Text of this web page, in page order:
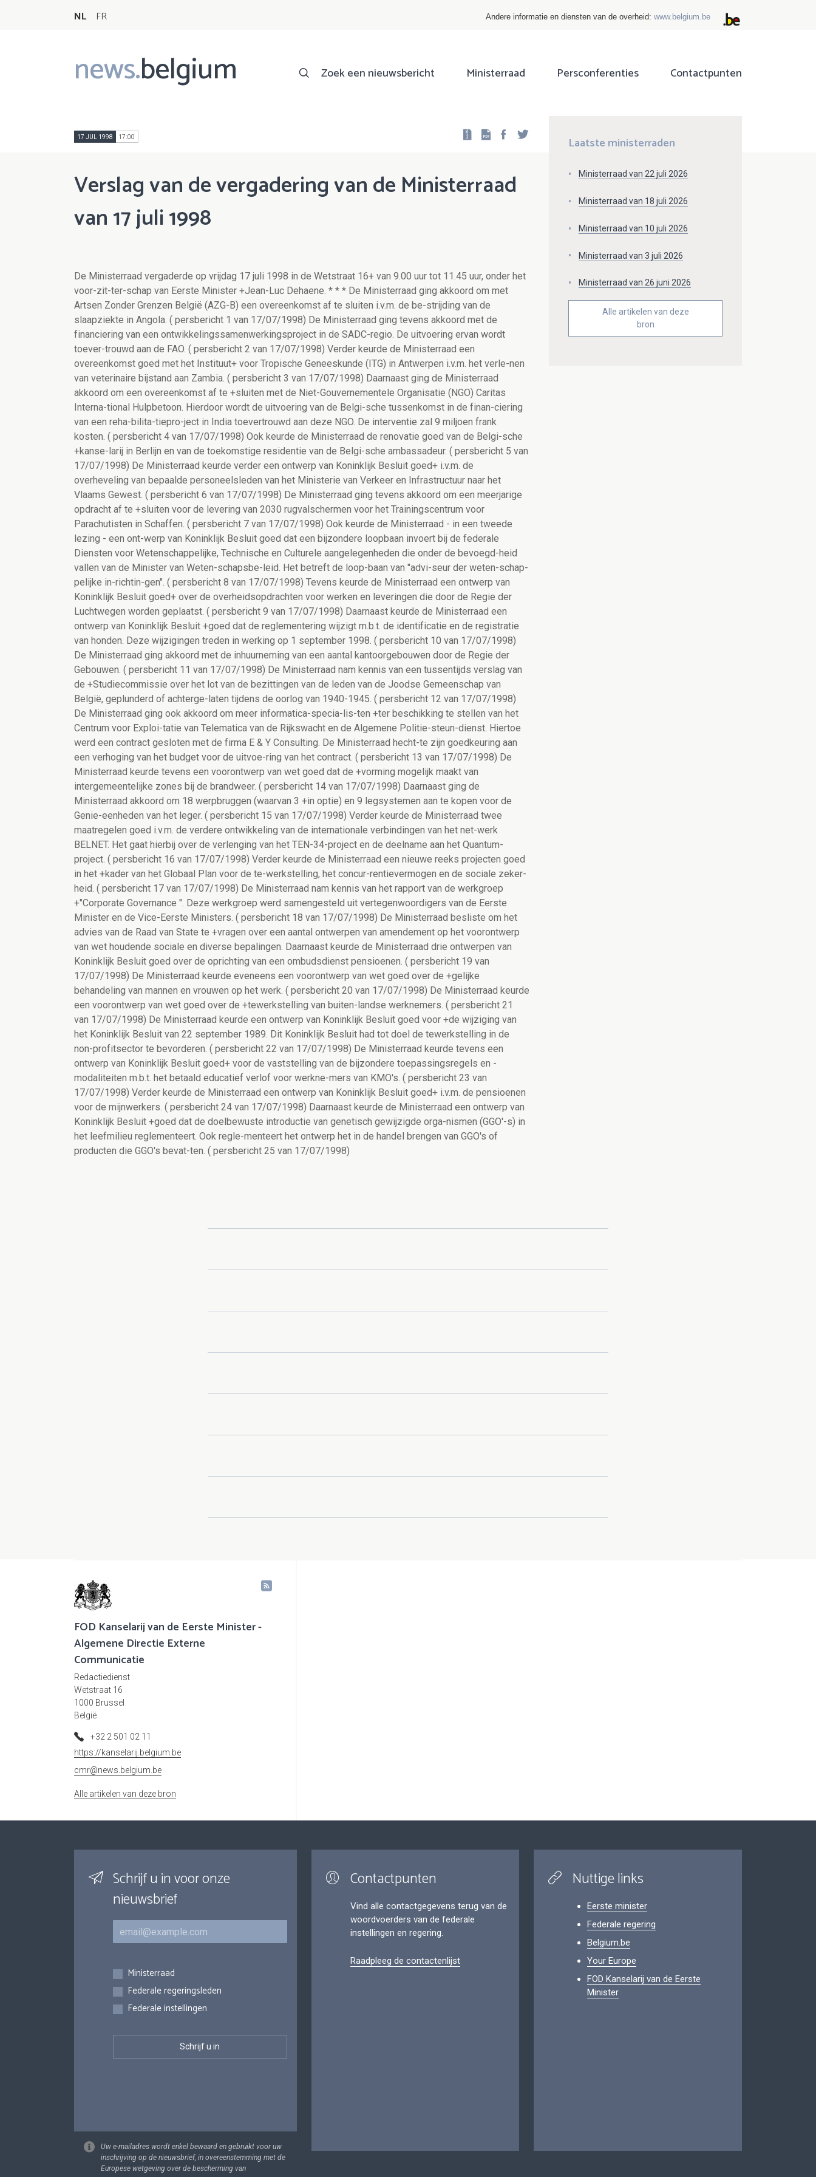
NL FR Andere informatie en diensten van de overheid: www.belgium.be
news.belgium
Main
navigation
Zoek een nieuwsbericht Ministerraad Persconferenties Contactpunten
17 JUL 1998 17:00 Facebook
Verslag van de vergadering van de Ministerraad
van 17 juli 1998
De Ministerraad vergaderde op vrijdag 17 juli 1998 in de Wetstraat 16+ van 9.00 uur tot 11.45 uur, onder het
voor-zit-ter-schap van Eerste Minister +Jean-Luc Dehaene. * * * De Ministerraad ging akkoord om met
Artsen Zonder Grenzen België (AZG-B) een overeenkomst af te sluiten i.v.m. de be-strijding van de
slaapziekte in Angola. ( persbericht 1 van 17/07/1998) De Ministerraad ging tevens akkoord met de
financiering van een ontwikkelingssamenwerkingsproject in de SADC-regio. De uitvoering ervan wordt
toever-trouwd aan de FAO. ( persbericht 2 van 17/07/1998) Verder keurde de Ministerraad een
overeenkomst goed met het Instituut+ voor Tropische Geneeskunde (ITG) in Antwerpen i.v.m. het verle-nen
van veterinaire bijstand aan Zambia. ( persbericht 3 van 17/07/1998) Daarnaast ging de Ministerraad
akkoord om een overeenkomst af te +sluiten met de Niet-Gouvernementele Organisatie (NGO) Caritas
Interna-tional Hulpbetoon. Hierdoor wordt de uitvoering van de Belgi-sche tussenkomst in de finan-ciering
van een reha-bilita-tiepro-ject in India toevertrouwd aan deze NGO. De interventie zal 9 miljoen frank
kosten. ( persbericht 4 van 17/07/1998) Ook keurde de Ministerraad de renovatie goed van de Belgi-sche
+kanse-larij in Berlijn en van de toekomstige residentie van de Belgi-sche ambassadeur. ( persbericht 5 van
17/07/1998) De Ministerraad keurde verder een ontwerp van Koninklijk Besluit goed+ i.v.m. de
overheveling van bepaalde personeelsleden van het Ministerie van Verkeer en Infrastructuur naar het
Vlaams Gewest. ( persbericht 6 van 17/07/1998) De Ministerraad ging tevens akkoord om een meerjarige
opdracht af te +sluiten voor de levering van 2030 rugvalschermen voor het Trainingscentrum voor
Parachutisten in Schaffen. ( persbericht 7 van 17/07/1998) Ook keurde de Ministerraad - in een tweede
lezing - een ont-werp van Koninklijk Besluit goed dat een bijzondere loopbaan invoert bij de federale
Diensten voor Wetenschappelijke, Technische en Culturele aangelegenheden die onder de bevoegd-heid
vallen van de Minister van Weten-schapsbe-leid. Het betreft de loop-baan van "advi-seur der weten-schap-
pelijke in-richtin-gen". ( persbericht 8 van 17/07/1998) Tevens keurde de Ministerraad een ontwerp van
Koninklijk Besluit goed+ over de overheidsopdrachten voor werken en leveringen die door de Regie der
Luchtwegen worden geplaatst. ( persbericht 9 van 17/07/1998) Daarnaast keurde de Ministerraad een
ontwerp van Koninklijk Besluit +goed dat de reglementering wijzigt m.b.t. de identificatie en de registratie
van honden. Deze wijzigingen treden in werking op 1 september 1998. ( persbericht 10 van 17/07/1998)
De Ministerraad ging akkoord met de inhuurneming van een aantal kantoorgebouwen door de Regie der
Gebouwen. ( persbericht 11 van 17/07/1998) De Ministerraad nam kennis van een tussentijds verslag van
de +Studiecommissie over het lot van de bezittingen van de leden van de Joodse Gemeenschap van
België, geplunderd of achterge-laten tijdens de oorlog van 1940-1945. ( persbericht 12 van 17/07/1998)
De Ministerraad ging ook akkoord om meer informatica-specia-lis-ten +ter beschikking te stellen van het
Centrum voor Exploi-tatie van Telematica van de Rijkswacht en de Algemene Politie-steun-dienst. Hiertoe
werd een contract gesloten met de firma E & Y Consulting. De Ministerraad hecht-te zijn goedkeuring aan
een verhoging van het budget voor de uitvoe-ring van het contract. ( persbericht 13 van 17/07/1998) De
Ministerraad keurde tevens een voorontwerp van wet goed dat de +vorming mogelijk maakt van
intergemeentelijke zones bij de brandweer. ( persbericht 14 van 17/07/1998) Daarnaast ging de
Ministerraad akkoord om 18 werpbruggen (waarvan 3 +in optie) en 9 legsystemen aan te kopen voor de
Genie-eenheden van het leger. ( persbericht 15 van 17/07/1998) Verder keurde de Ministerraad twee
maatregelen goed i.v.m. de verdere ontwikkeling van de internationale verbindingen van het net-werk
BELNET. Het gaat hierbij over de verlenging van het TEN-34-project en de deelname aan het Quantum-
project. ( persbericht 16 van 17/07/1998) Verder keurde de Ministerraad een nieuwe reeks projecten goed
in het +kader van het Globaal Plan voor de te-werkstelling, het concur-rentievermogen en de sociale zeker-
heid. ( persbericht 17 van 17/07/1998) De Ministerraad nam kennis van het rapport van de werkgroep
+"Corporate Governance ". Deze werkgroep werd samengesteld uit vertegenwoordigers van de Eerste
Minister en de Vice-Eerste Ministers. ( persbericht 18 van 17/07/1998) De Ministerraad besliste om het
advies van de Raad van State te +vragen over een aantal ontwerpen van amendement op het voorontwerp
van wet houdende sociale en diverse bepalingen. Daarnaast keurde de Ministerraad drie ontwerpen van
Koninklijk Besluit goed over de oprichting van een ombudsdienst pensioenen. ( persbericht 19 van
17/07/1998) De Ministerraad keurde eveneens een voorontwerp van wet goed over de +gelijke
behandeling van mannen en vrouwen op het werk. ( persbericht 20 van 17/07/1998) De Ministerraad keurde
een voorontwerp van wet goed over de +tewerkstelling van buiten-landse werknemers. ( persbericht 21
van 17/07/1998) De Ministerraad keurde een ontwerp van Koninklijk Besluit goed voor +de wijziging van
het Koninklijk Besluit van 22 september 1989. Dit Koninklijk Besluit had tot doel de tewerkstelling in de
non-profitsector te bevorderen. ( persbericht 22 van 17/07/1998) De Ministerraad keurde tevens een
ontwerp van Koninklijk Besluit goed+ voor de vaststelling van de bijzondere toepassingsregels en -
modaliteiten m.b.t. het betaald educatief verlof voor werkne-mers van KMO's. ( persbericht 23 van
17/07/1998) Verder keurde de Ministerraad een ontwerp van Koninklijk Besluit goed+ i.v.m. de pensioenen
voor de mijnwerkers. ( persbericht 24 van 17/07/1998) Daarnaast keurde de Ministerraad een ontwerp van
Koninklijk Besluit +goed dat de doelbewuste introductie van genetisch gewijzigde orga-nismen (GGO'-s) in
het leefmilieu reglementeert. Ook regle-menteert het ontwerp het in de handel brengen van GGO's of
producten die GGO's bevat-ten. ( persbericht 25 van 17/07/1998)
Laatste ministerraden
Ministerraad van 22 juli 2026
Ministerraad van 18 juli 2026
Ministerraad van 10 juli 2026
Ministerraad van 3 juli 2026
Ministerraad van 26 juni 2026
Alle artikelen van deze
bron
FOD Kanselarij van de Eerste Minister -
Algemene Directie Externe
Communicatie
Redactiedienst
Wetstraat 16
1000 Brussel
België
+32 2 501 02 11
https://kanselarij.belgium.be
cmr@news.belgium.be
Alle artikelen van deze bron
Schrijf u in voor onze
nieuwsbrief
E-mail
Inschrijvingen
Ministerraad
Federale regeringsleden
Federale instellingen
Uw e-mailadres wordt enkel bewaard en gebruikt voor uw
inschrijving op de nieuwsbrief, in overeenstemming met de
Europese wetgeving over de bescherming van
Contactpunten
Vind alle contactgegevens terug van de
woordvoerders van de federale
instellingen en regering.
Raadpleeg de contactenlijst
Nuttige links
Eerste minister
Federale regering
Belgium.be
Your Europe
FOD Kanselarij van de Eerste
Minister